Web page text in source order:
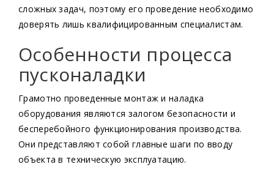
сложных задач, поэтому его проведение необходимо
доверять лишь квалифицированным специалистам.
Особенности процесса
пусконаладки
Грамотно проведенные монтаж и наладка
оборудования являются залогом безопасности и
бесперебойного функционирования производства.
Они представляют собой главные шаги по вводу
объекта в техническую эксплуатацию.